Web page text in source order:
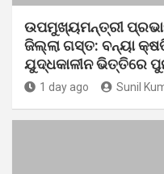
ଉପମୁଖ୍ୟମନ୍ତ୍ରୀ
ଜିଲ୍ଲା ଗସ୍ତ: ବନ୍ୟା
ଯୁଦ୍ଧକାଳୀନ ଭିତ୍ତିରେ
1 day ago Sunil